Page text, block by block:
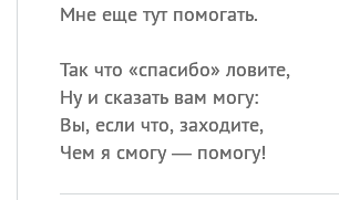
Мне еще тут помогать.
Так что «спасибо» ловите,
Ну и сказать вам могу:
Вы, если что, заходите,
Чем я смогу — помогу!